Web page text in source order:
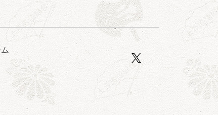
桂九ノ一「胴乱の幸助」／代走みつくに